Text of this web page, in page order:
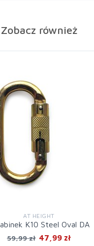
Zobacz również
AT HEIGHT
K10 Steel Oval DA
59,99 zł 47,99 zł